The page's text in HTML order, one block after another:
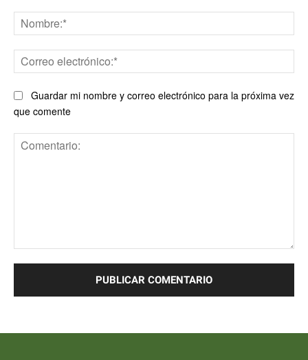
Guardar mi nombre y correo electrónico para la próxima vez
que comente